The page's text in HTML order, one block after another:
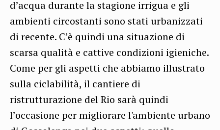
d’acqua durante la stagione irrigua e gli
ambienti circostanti sono stati urbanizzati
di recente. C’è quindi una situazione di
scarsa qualità e cattive condizioni igieniche.
Come per gli aspetti che abbiamo illustrato
sulla ciclabilità, il cantiere di
ristrutturazione del Rio sarà quindi
l’occasione per migliorare l'ambiente urbano